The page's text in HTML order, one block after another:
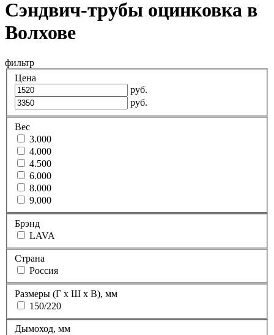
Сэндвич-трубы оцинковка в
Волхове
фильтр
Цена
руб.
руб.
Вес
3.000
4.000
4.500
6.000
8.000
9.000
Брэнд
LAVA
Страна
Россия
Размеры (Г х Ш х В), мм
150/220
Дымоход, мм